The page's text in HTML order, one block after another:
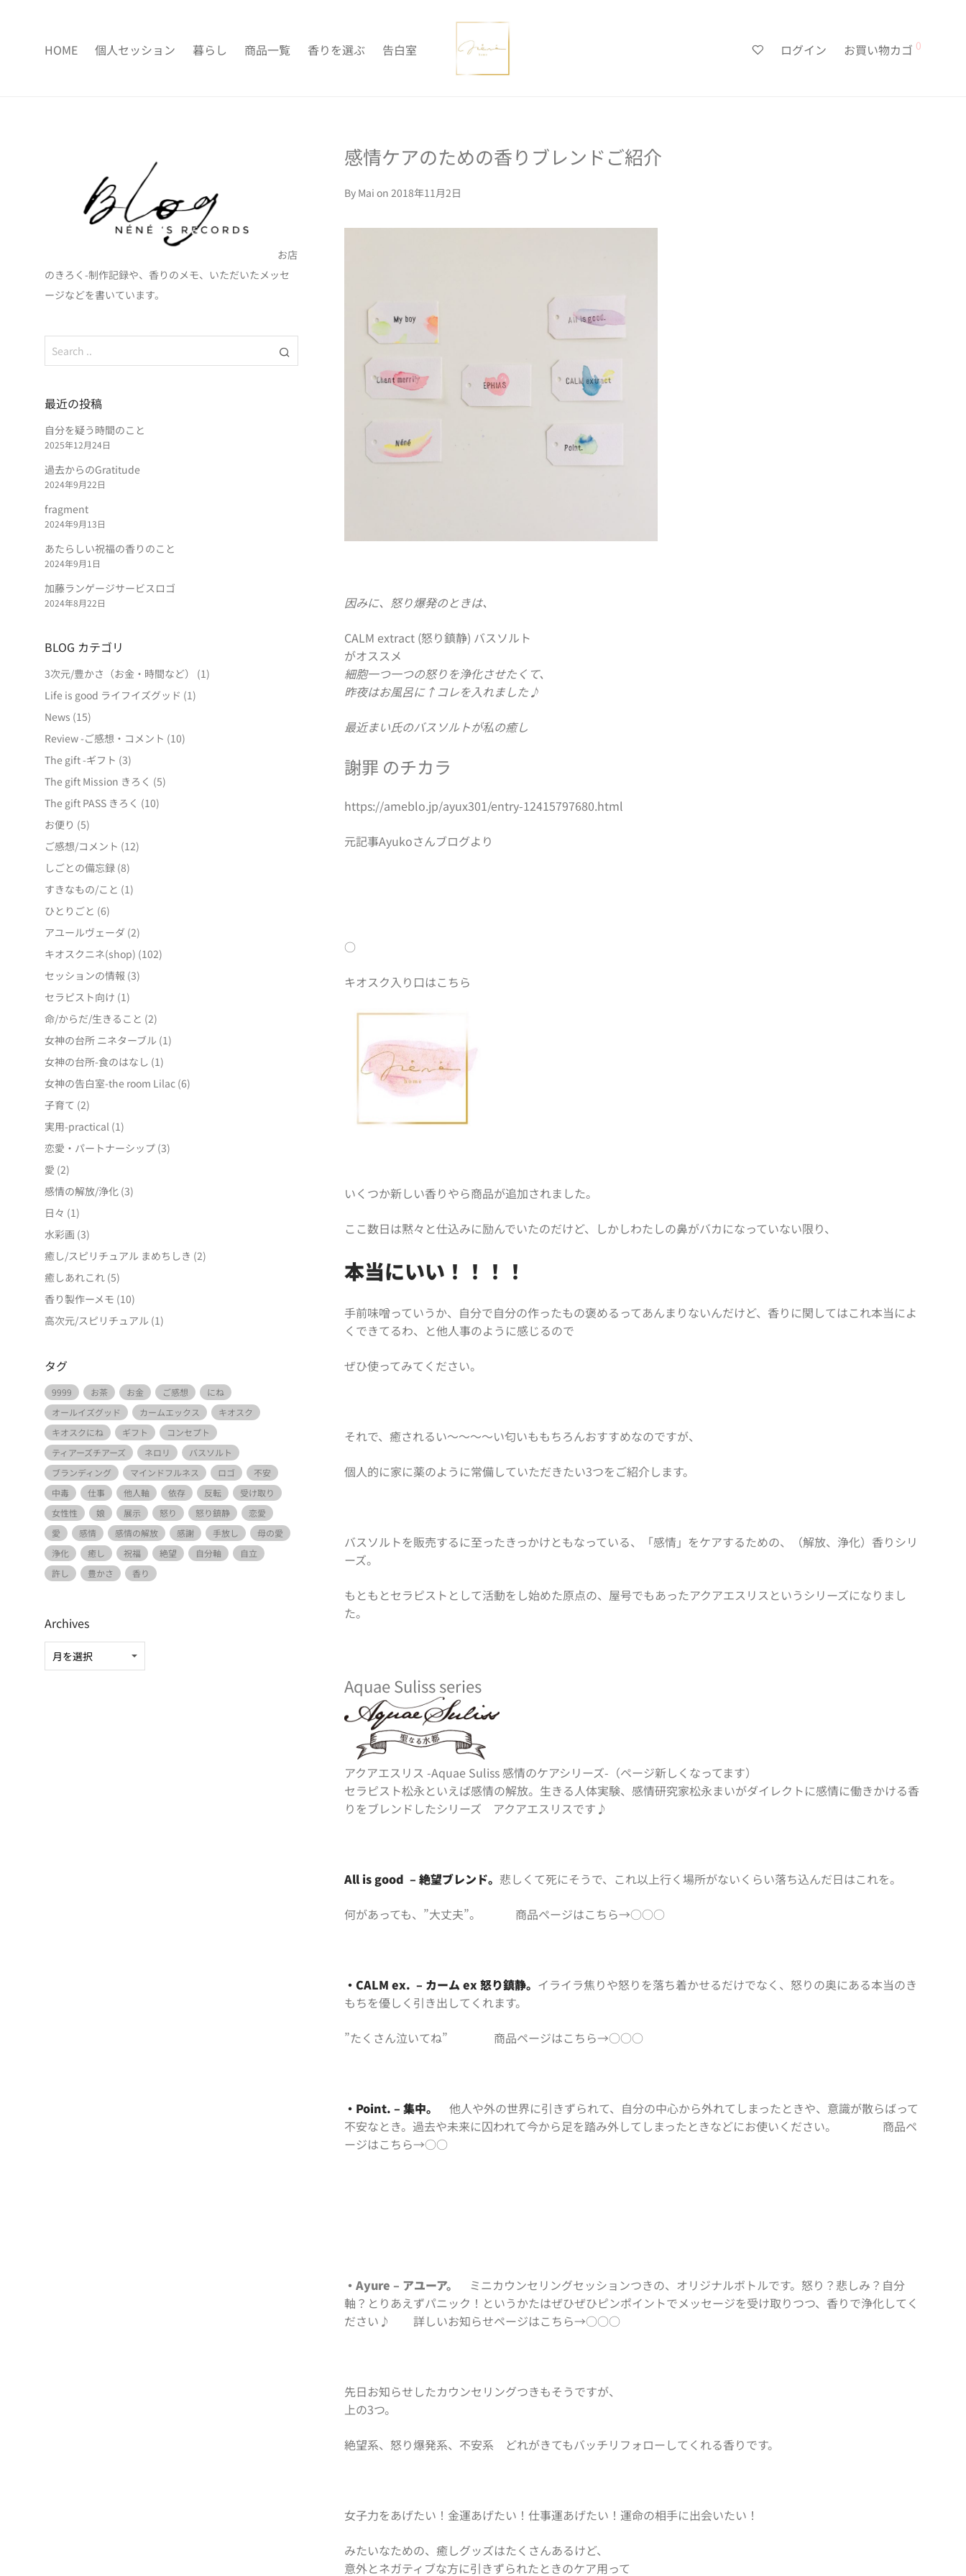
HOME 個人セッション 暮らし 商品一覧 香りを選ぶ 告白室 ログイン お買い物カゴ 0
感情ケアのための香りブレンドご紹介
By Mai on 2018年11月2日
因みに、怒り爆発のときは、
CALM extract(怒り鎮静) バスソルト
がオススメ
細胞一つ一つの怒りを浄化させたくて、
昨夜はお風呂に↑コレを入れました♪
最近まい氏のバスソルトが私の癒し
謝罪 のチカラ
https://ameblo.jp/ayux301/entry-12415797680.html
元記事Ayukoさんブログより
○
キオスク入り口はこちら
いくつか新しい香りやら商品が追加されました。
ここ数日は黙々と仕込みに励んでいたのだけど、しかしわたしの鼻がバカになっていない限り、
本当にいい！！！！
手前味噌っていうか、自分で自分の作ったもの褒めるってあんまりないんだけど、香りに関してはこれ本当によ
くできてるわ、と他人事のように感じるので
ぜひ使ってみてください。
それで、癒されるい〜〜〜〜い匂いももちろんおすすめなのですが、
個人的に家に薬のように常備していただきたい3つをご紹介します。
バスソルトを販売するに至ったきっかけともなっている、「感情」をケアするための、（解放、浄化）香りシリ
ーズ。
もともとセラピストとして活動をし始めた原点の、屋号でもあったアクアエスリスというシリーズになりまし
た。
Aquae Suliss series
アクアエスリス -Aquae Suliss 感情のケアシリーズ-（ページ新しくなってます）
セラピスト松永といえば感情の解放。生きる人体実験、感情研究家松永まいがダイレクトに感情に働きかける香
りをブレンドしたシリーズ アクアエスリスです♪
All is good – 絶望ブレンド。 悲しくて死にそうで、これ以上行く場所がないくらい落ち込んだ日はこれを。
何があっても、”大丈夫”。 商品ページはこちら→○○○
・CALM ex. – カーム ex 怒り鎮静。 イライラ焦りや怒りを落ち着かせるだけでなく、怒りの奥にある本当のき
もちを優しく引き出してくれます。
”たくさん泣いてね” 商品ページはこちら→○○○
・Point. – 集中。
他人や外の世界に引きずられて、自分の中心から外れてしまったときや、意識が散らばって
不安なとき。過去や未来に囚われて今から足を踏み外してしまったときなどにお使いください。 商品ペ
ージはこちら→○○
・Ayure – アユーア。
ミニカウンセリングセッションつきの、オリジナルボトルです。怒り？悲しみ？自分
軸？とりあえずパニック！というかたはぜひぜひピンポイントでメッセージを受け取りつつ、香りで浄化してく
ださい♪ 詳しいお知らせページはこちら→○○○
先日お知らせしたカウンセリングつきもそうですが、
上の3つ。
絶望系、怒り爆発系、不安系 どれがきてもバッチリフォローしてくれる香りです。
女子力をあげたい！金運あげたい！仕事運あげたい！運命の相手に出会いたい！
みたいなための、癒しグッズはたくさんあるけど、
意外とネガティブな方に引きずられたときのケア用って
お店
のきろく-制作記録や、香りのメモ、いただいたメッセ
ージなどを書いています。
最近の投稿
自分を疑う時間のこと
2025年12月24日
過去からのGratitude
2024年9月22日
fragment
2024年9月13日
あたらしい祝福の香りのこと
2024年9月1日
加藤ランゲージサービスロゴ
2024年8月22日
BLOG カテゴリ
3次元/豊かさ（お金・時間など）
(1)
Life is good ライフイズグッド (1)
News (15)
Review -ご感想・コメント (10)
The gift -ギフト (3)
The gift Mission きろく (5)
The gift PASS きろく (10)
お便り (5)
ご感想/コメント (12)
しごとの備忘録 (8)
すきなもの/こと (1)
ひとりごと (6)
アユールヴェーダ (2)
キオスクニネ(shop) (102)
セッションの情報 (3)
セラピスト向け (1)
命/からだ/生きること (2)
女神の台所 ニネターブル (1)
女神の台所-食のはなし (1)
女神の告白室-the room Lilac (6)
子育て (2)
実用-practical (1)
恋愛・パートナーシップ (3)
愛 (2)
感情の解放/浄化 (3)
日々 (1)
水彩画 (3)
癒し/スピリチュアル まめちしき (2)
癒しあれこれ (5)
香り製作ーメモ (10)
高次元/スピリチュアル (1)
タグ
9999 お茶 お金 ご感想
にね
オールイズグッド
カームエックス
キオスク
キオスクにね
ギフト
コンセプト
ティアーズチアーズ
ネロリ
バスソルト
ブランディング
マインドフルネス ロゴ
不安
中毒
仕事 他人軸 依存 反転
受け取り
女性性
娘 展示 怒り 怒り鎮静
恋愛
愛
感情 感情の解放 感謝 手放し
母の愛
浄化
癒し 祝福 絶望 自分軸
自立
許し
豊かさ 香り
Archives